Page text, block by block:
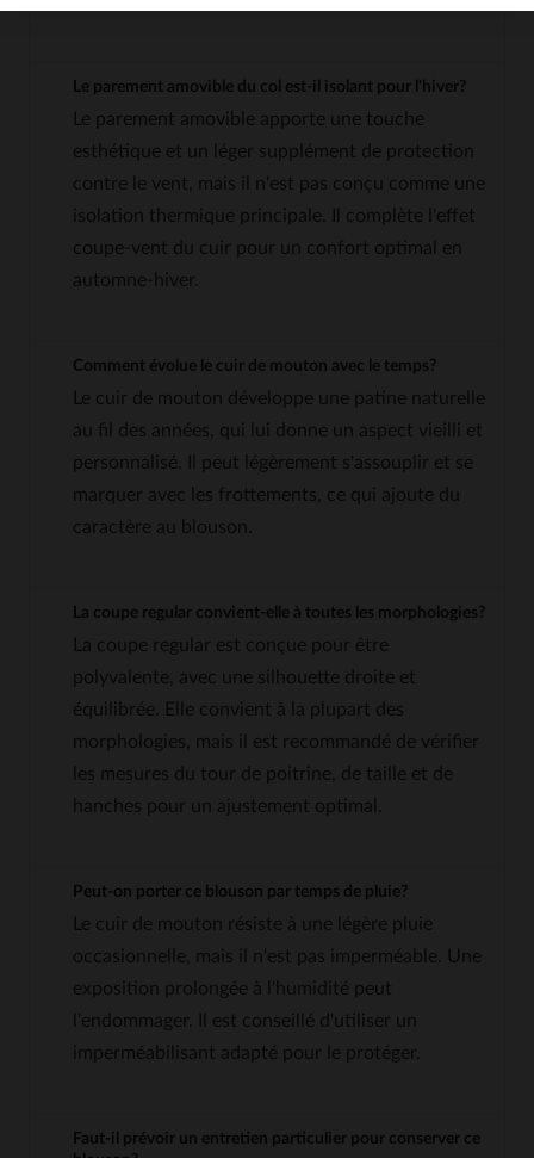
Le parement amovible du col est-il isolant pour l'hiver?
Le parement amovible apporte une touche
esthétique et un léger supplément de protection
contre le vent, mais il n'est pas conçu comme une
isolation thermique principale. Il complète l'effet
coupe-vent du cuir pour un confort optimal en
automne-hiver.
Comment évolue le cuir de mouton avec le temps?
Le cuir de mouton développe une patine naturelle
au fil des années, qui lui donne un aspect vieilli et
personnalisé. Il peut légèrement s'assouplir et se
marquer avec les frottements, ce qui ajoute du
caractère au blouson.
La coupe regular convient-elle à toutes les morphologies?
La coupe regular est conçue pour être
polyvalente, avec une silhouette droite et
équilibrée. Elle convient à la plupart des
morphologies, mais il est recommandé de vérifier
les mesures du tour de poitrine, de taille et de
hanches pour un ajustement optimal.
Peut-on porter ce blouson par temps de pluie?
Le cuir de mouton résiste à une légère pluie
occasionnelle, mais il n'est pas imperméable. Une
exposition prolongée à l'humidité peut
l'endommager. Il est conseillé d'utiliser un
imperméabilisant adapté pour le protéger.
Faut-il prévoir un entretien particulier pour conserver ce